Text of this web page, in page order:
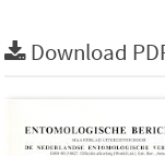
Download